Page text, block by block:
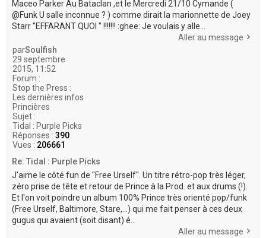
Maceo Parker Au Bataclan ,et le Mercredi 21/10 Cymande (
@Funk U salle inconnue ? ) comme dirait la marionnette de Joey
Starr "EFFARANT QUOI " !!!!!!! :ghee: Je voulais y alle...
Aller au message
parSoulfish
29 septembre
2015, 11:52
Forum :
Stop the Press :
Les dernières infos
Princières
Sujet :
Tidal : Purple Picks
Réponses : 390
Vues : 206661
Re: Tidal : Purple Picks
J'aime le côté fun de "Free Urself". Un titre rétro-pop très léger,
zéro prise de tête et retour de Prince à la Prod. et aux drums (!).
Et l'on voit poindre un album 100% Prince très orienté pop/funk
(Free Urself, Baltimore, Stare,...) qui me fait penser à ces deux
gugus qui avaient (soit disant) é...
Aller au message